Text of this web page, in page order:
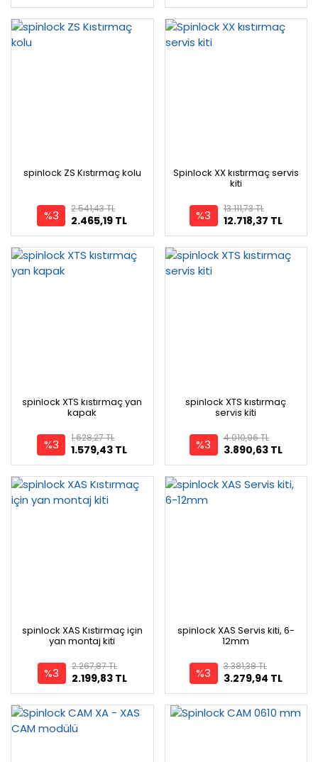
spinlock ZS Kıstırmaç kolu
%3 2.465,19 TL
2.541,43 TL
Spinlock XX kıstırmaç servis
kiti
%3 12.718,37 TL
13.111,73 TL
spinlock XTS kıstırmaç yan
kapak
%3 1.579,43 TL
1.628,27 TL
spinlock XTS kıstırmaç
servis kiti
%3 3.890,63 TL
4.010,96 TL
spinlock XAS Kıstırmaç için
yan montaj kiti
%3 2.199,83 TL
2.267,87 TL
spinlock XAS Servis kiti, 6-
12mm
%3 3.279,94 TL
3.381,38 TL